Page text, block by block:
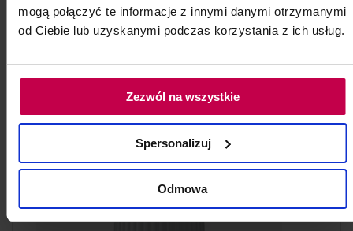
mogą połączyć te informacje z innymi danymi otrzymanymi
od Ciebie lub uzyskanymi podczas korzystania z ich usług.
Zezwól na wszystkie
Spersonalizuj
Odmowa
do koszyka